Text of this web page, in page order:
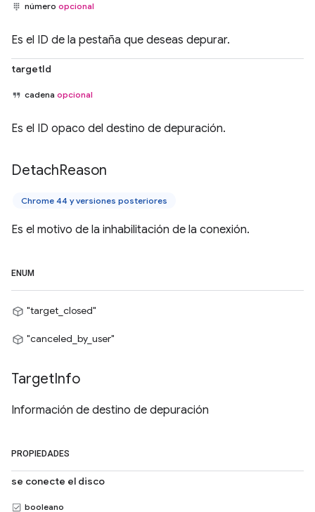
número opcional
Es el ID de la pestaña que deseas depurar.
targetId
cadena opcional
Es el ID opaco del destino de depuración.
DetachReason
Chrome 44 y versiones posteriores
Es el motivo de la inhabilitación de la conexión.
ENUM
"target_closed"
"canceled_by_user"
TargetInfo
Información de destino de depuración
PROPIEDADES
se conecte el disco
booleano